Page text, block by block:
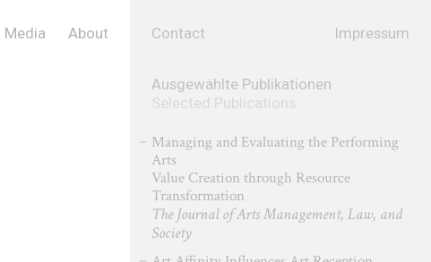
Media About Contact Impressum
Ausgewählte Publikationen
Selected Publications
Managing and Evaluating the Performing
Arts
Value Creation through Resource
Transformation
The Journal of Arts Management, Law, and
Society